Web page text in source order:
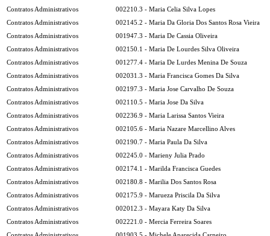
Contratos Administrativos
002210.3 - Maria Celia Silva Lopes
Contratos Administrativos
002145.2 - Maria Da Gloria Dos Santos Rosa Vieira
Contratos Administrativos
001947.3 - Maria De Cassia Oliveira
Contratos Administrativos
002150.1 - Maria De Lourdes Silva Oliveira
Contratos Administrativos
001277.4 - Maria De Lurdes Menina De Souza
Contratos Administrativos
002031.3 - Maria Francisca Gomes Da Silva
Contratos Administrativos
002197.3 - Maria Jose Carvalho De Souza
Contratos Administrativos
002110.5 - Maria Jose Da Silva
Contratos Administrativos
002236.9 - Maria Larissa Santos Vieira
Contratos Administrativos
002105.6 - Maria Nazare Marcellino Alves
Contratos Administrativos
002190.7 - Maria Paula Da Silva
Contratos Administrativos
002245.0 - Marieny Julia Prado
Contratos Administrativos
002174.1 - Marilda Francisca Guedes
Contratos Administrativos
002180.8 - Marilia Dos Santos Rosa
Contratos Administrativos
002175.9 - Marueza Priscila Da Silva
Contratos Administrativos
002012.3 - Mayara Katy Da Silva
Contratos Administrativos
002221.0 - Mercia Ferreira Soares